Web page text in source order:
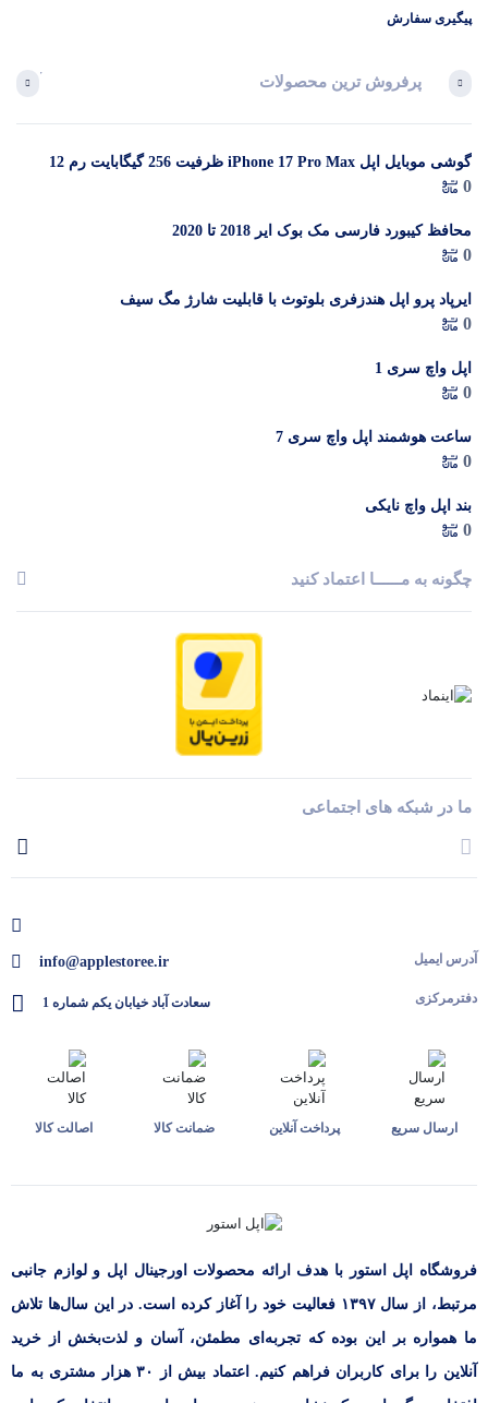
پیگیری سفارش
پرفروش ترین محصولات
گوشی موبایل اپل iPhone 17 Pro Max ظرفیت 256 گیگابایت رم 12
گیگابایت (ZAA) – Not Active رجیستر شده
0
محافظ کیبورد فارسی مک بوک ایر 2018 تا 2020
0
ایرپاد پرو اپل هندزفری بلوتوث با قابلیت شارژ مگ سیف
0
اپل واچ سری 1
0
ساعت هوشمند اپل واچ سری 7
0
بند اپل واچ نایکی
0
چگونه به مــــــا اعتماد کنید
ما در شبکه های اجتماعی
آدرس ایمیل
دفترمرکزی
info@applestoree.ir
سعادت آباد خیابان یکم شماره 1
ارسال سریع پرداخت آنلاین ضمانت کالا اصالت کالا
فروشگاه اپل استور با هدف ارائه‌ محصولات اورجینال اپل و لوازم جانبی
مرتبط، از سال ۱۳۹۷ فعالیت خود را آغاز کرده است. در این سال‌ها تلاش
ما همواره بر این بوده که تجربه‌ای مطمئن، آسان و لذت‌بخش از خرید
آنلاین را برای کاربران فراهم کنیم. اعتماد بیش از ۳۰ هزار مشتری به ما